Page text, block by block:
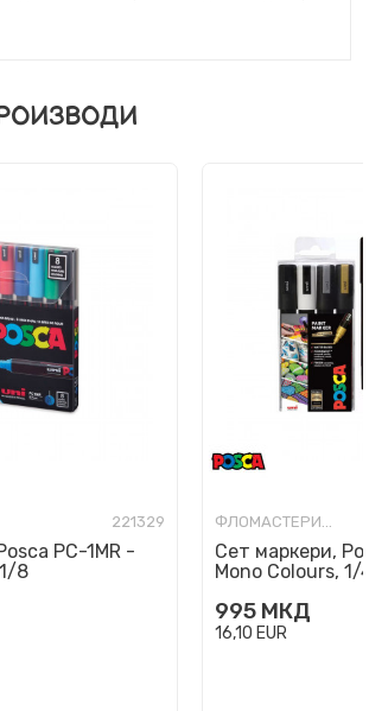
221329
PC-1MR -
8
ФЛОМАСТЕРИ-УМЕТНИЧКИ
Сет маркери,
Mono Colours, 1/
995 МКД
16,10 EUR